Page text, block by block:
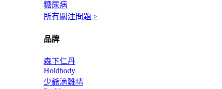
糖尿病
所有關注問題 >
品牌
森下仁丹
Holdbody
少爺滴雞精